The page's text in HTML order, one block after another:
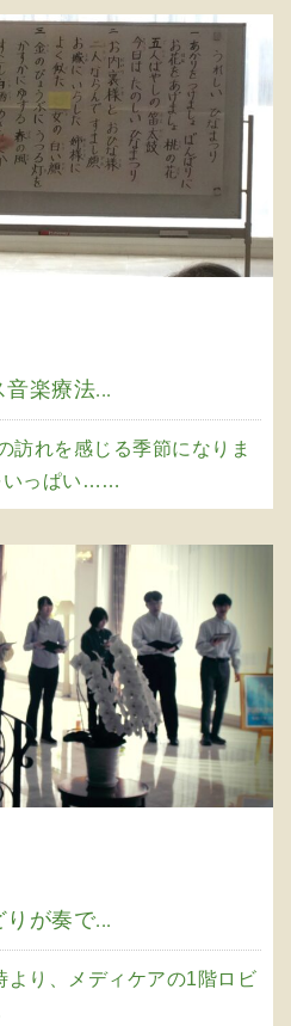
楽療法...
訪れを感じる季節になりま
いっぱい……
が奏で...
より、メディケアの1階ロビ